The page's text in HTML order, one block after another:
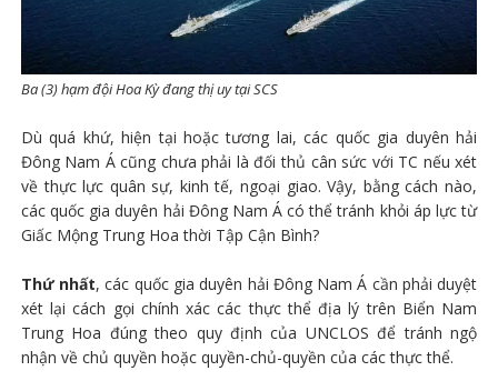
Ba (3) hạm đội Hoa Kỳ đang thị uy tại SCS
Dù quá khứ, hiện tại hoặc tương lai, các quốc gia duyên hải
Đông Nam Á cũng chưa phải là đối thủ cân sức với TC nếu xét
về thực lực quân sự, kinh tế, ngoại giao. Vậy, bằng cách nào,
các quốc gia duyên hải Đông Nam Á có thể tránh khỏi áp lực từ
Giấc Mộng Trung Hoa thời Tập Cận Bình?
Thứ nhất, các quốc gia duyên hải Đông Nam Á cần phải duyệt
xét lại cách gọi chính xác các thực thể địa lý trên Biển Nam
Trung Hoa đúng theo quy định của UNCLOS để tránh ngộ
nhận về chủ quyền hoặc quyền-chủ-quyền của các thực thể.